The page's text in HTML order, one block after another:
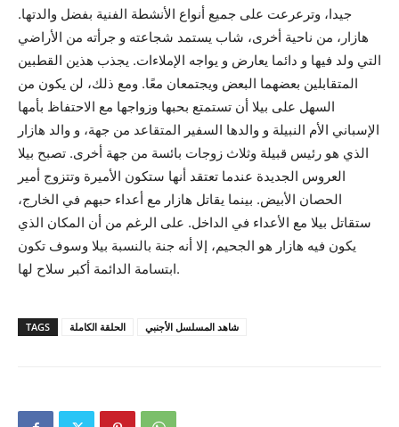
جيدا، وترعرعت على جميع أنواع الأنشطة الفنية بفضل والدتها.
هازار، من ناحية أخرى، شاب يستمد شجاعته و جرأته من الأراضي
التي ولد فيها و دائما يعارض و يواجه الإملاءات. يجذب هذين القطبين
المتقابلين بعضهما البعض ويجتمعان معًا. ومع ذلك، لن يكون من
السهل على بيلا أن تستمتع بحبها وزواجها مع الاحتفاظ بأمها
الإسباني الأم النبيلة و والدها السفير المتقاعد من جهة، و والد هازار
الذي هو رئيس قبيلة وثلاث زوجات بائسة من جهة أخرى. تصبح بيلا
العروس الجديدة عندما تعتقد أنها ستكون الأميرة وتتزوج أمير
الحصان الأبيض. بينما يقاتل هازار مع أعداء حبهم في الخارج،
ستقاتل بيلا مع الأعداء في الداخل. على الرغم من أن المكان الذي
يكون فيه هازار هو الجحيم، إلا أنه جنة بالنسبة بيلا وسوف تكون
ابتسامة الدائمة أكبر سلاح لها.
TAGS الحلقة الكاملة شاهد المسلسل الأجنبي